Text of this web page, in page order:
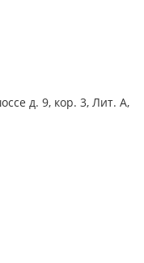
д. 9, кор. 3, Лит. А,